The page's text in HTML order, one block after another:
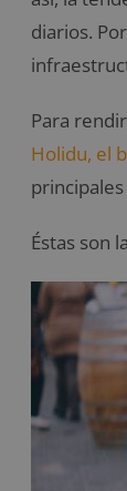
diarios.
Para
Holidu, el
Éstas son